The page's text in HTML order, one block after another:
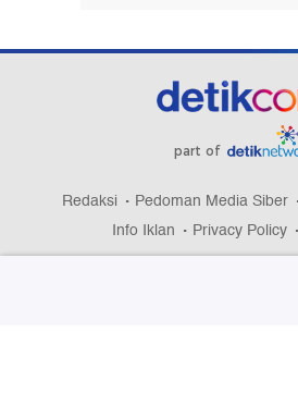
part of
Redaksi Pedoman Media Siber
Info Iklan
Privacy Policy